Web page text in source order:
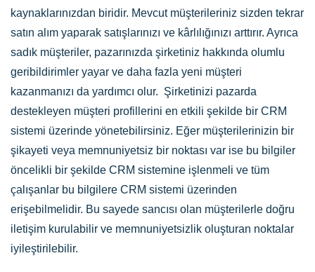
kaynaklarınızdan biridir. Mevcut müşterileriniz sizden tekrar
satın alım yaparak satışlarınızı ve kârlılığınızı arttırır. Ayrıca
sadık müşteriler, pazarınızda şirketiniz hakkında olumlu
geribildirimler yayar ve daha fazla yeni müşteri
kazanmanızı da yardımcı olur. Şirketinizi pazarda
destekleyen müşteri profillerini en etkili şekilde bir CRM
sistemi üzerinde yönetebilirsiniz. Eğer müşterilerinizin bir
şikayeti veya memnuniyetsiz bir noktası var ise bu bilgiler
öncelikli bir şekilde CRM sistemine işlenmeli ve tüm
çalışanlar bu bilgilere CRM sistemi üzerinden
erişebilmelidir. Bu sayede sancısı olan müşterilerle doğru
iletişim kurulabilir ve memnuniyetsizlik oluşturan noktalar
iyileştirilebilir.